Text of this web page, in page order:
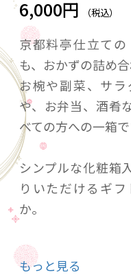
6,000円 （税込）
京都料亭仕立て
も、おかずの詰め合
お椀や副菜、サ
や、お弁当、酒肴
べての方への一箱で
シンプルな化粧箱
りいただけるギ
か。
【内容量】料亭の
けちりめん60g、
もっと見る